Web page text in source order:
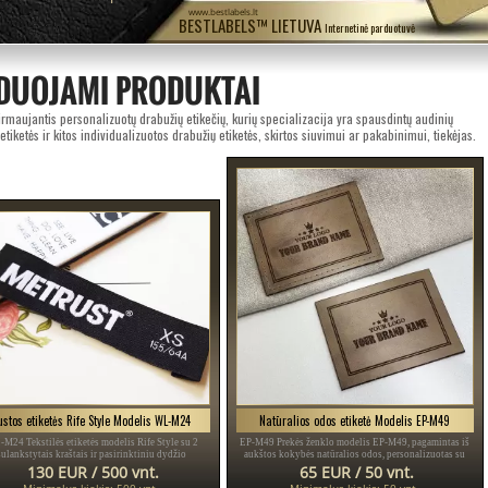
BESTLABELS™ LIETUVA Internetinė parduotuvė
www.bestlabels.lt
PRODUKTAI
personalizuotų drabužių etikečių, kurių specializacija yra spausdintų audinių
ir kitos individualizuotos drabužių etiketės, skirtos siuvimui ar pakabinimui, tiekėjas.
etiketės Rife Style Modelis WL-M24
M24 Tekstilės etiketės modelis Rife Style su 2
kraštais ir pasirinktiniu dydžio
indikatoriumi skirtingomis spalvomis, skirtas
drabužiams, vyriškiems drabužiams, vaikų
130 EUR / 500 vnt.
Natūralios odos etiketė Modelis EP-M49
EP-M49 Prekės ženklo modelis EP-M49, pagamintas iš
aukštos kokybės natūralios odos, personalizuotas su
logotipu ar prekės ženklu, skirtas įvairiems drabužiams
ir aksesuarams.
65 EUR / 50 vnt.